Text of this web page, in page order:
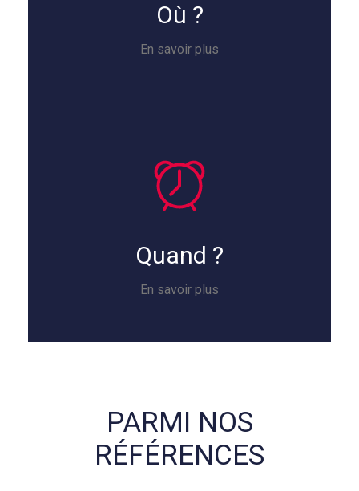
Où ?
En savoir plus
Quand ?
En savoir plus
PARMI NOS
RÉFÉRENCES